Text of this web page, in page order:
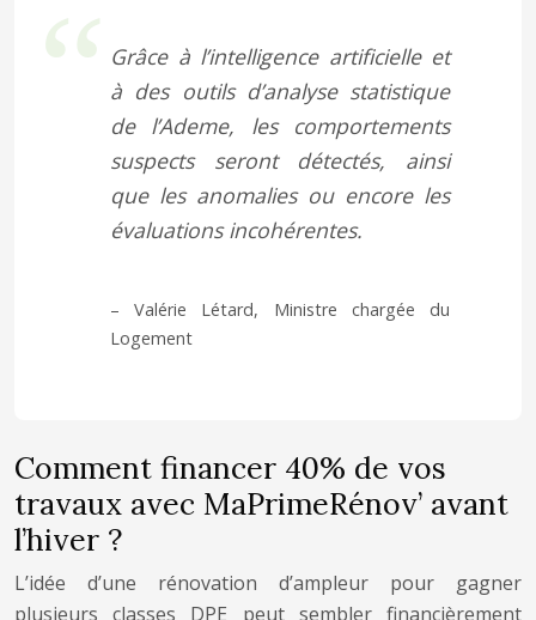
Grâce à l’intelligence artificielle et
à des outils d’analyse statistique
de l’Ademe, les comportements
suspects seront détectés, ainsi
que les anomalies ou encore les
évaluations incohérentes.
– Valérie Létard, Ministre chargée du
Logement
Comment financer 40% de vos
travaux avec MaPrimeRénov’ avant
l’hiver ?
L’idée d’une rénovation d’ampleur pour gagner
plusieurs classes DPE peut sembler financièrement